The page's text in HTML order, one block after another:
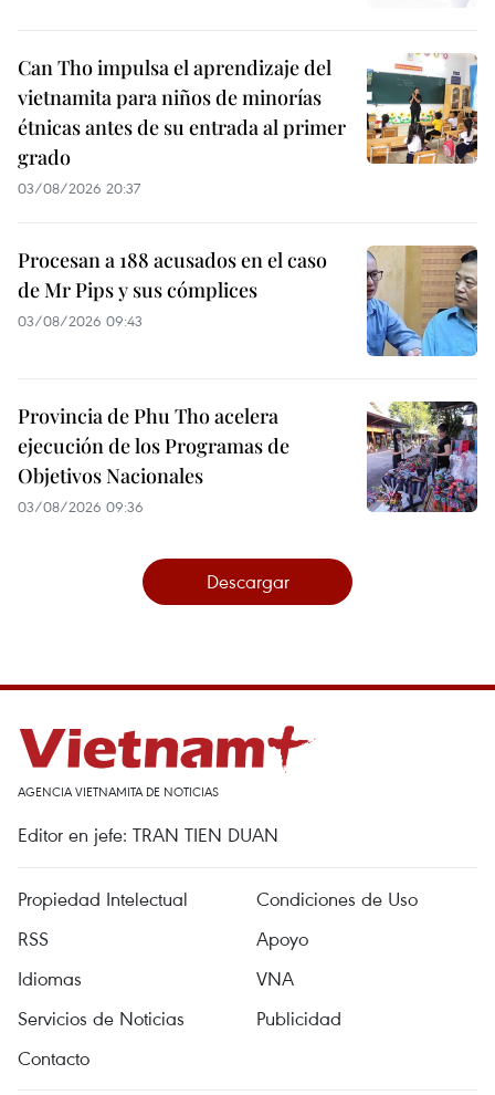
Can Tho impulsa el aprendizaje del
vietnamita para niños de minorías
étnicas antes de su entrada al primer
grado
03/08/2026 20:37
Procesan a 188 acusados en el caso
de Mr Pips y sus cómplices
03/08/2026 09:43
Provincia de Phu Tho acelera
ejecución de los Programas de
Objetivos Nacionales
03/08/2026 09:36
Descargar
AGENCIA VIETNAMITA DE NOTICIAS
Editor en jefe: TRAN TIEN DUAN
Propiedad Intelectual
Condiciones de Uso
RSS
Apoyo
Idiomas
VNA
Servicios de Noticias
Publicidad
Contacto